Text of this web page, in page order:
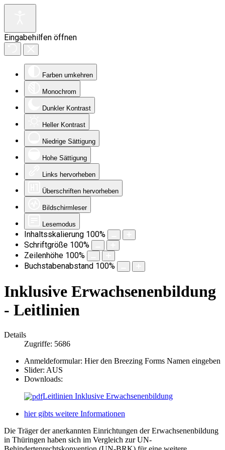
Eingabehilfen öffnen
Farben umkehren
Monochrom
Dunkler Kontrast
Heller Kontrast
Niedrige Sättigung
Hohe Sättigung
Links hervorheben
Überschriften hervorheben
Bildschirmleser
Lesemodus
Inhaltsskalierung 100%
Schriftgröße 100%
Zeilenhöhe 100%
Buchstabenabstand 100%
Inklusive Erwachsenenbildung
- Leitlinien
Details
Zugriffe: 5686
Anmeldeformular: Hier den Breezing Forms Namen eingeben
Slider: AUS
Downloads:
Leitlinien Inklusive Erwachsenenbildung
hier gibts weitere Informationen
Die Träger der anerkannten Einrichtungen der Erwachsenenbildung
in Thüringen haben sich im Vergleich zur UN-